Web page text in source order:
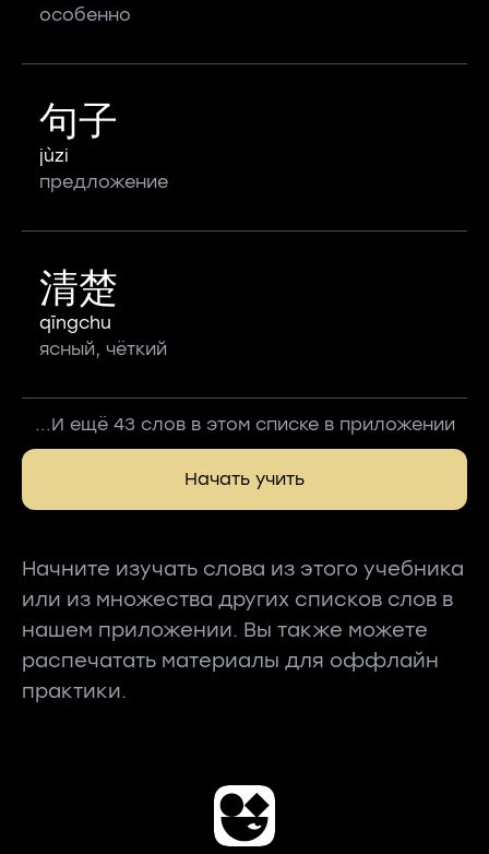
особенно
句子
jùzi
предложение
清楚
qīngchu
ясный, чёткий
...И ещё 43 слов в этом списке в приложении
Начать учить
Начните изучать слова из этого учебника
или из множества других списков слов в
нашем приложении. Вы также можете
распечатать материалы для оффлайн
практики.